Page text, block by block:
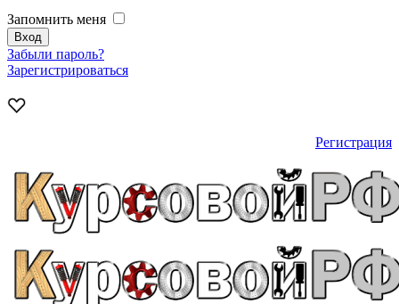
Запомнить меня
Забыли пароль?
Зарегистрироваться
Регистрация